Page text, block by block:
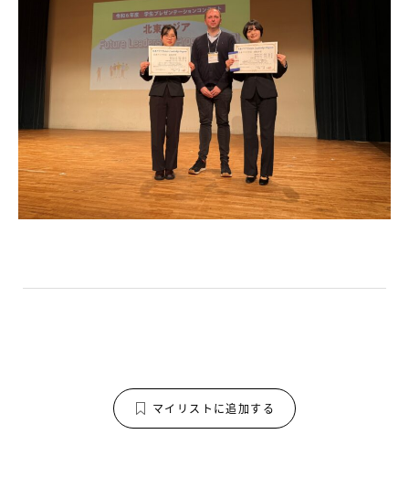
マイリストに追加する